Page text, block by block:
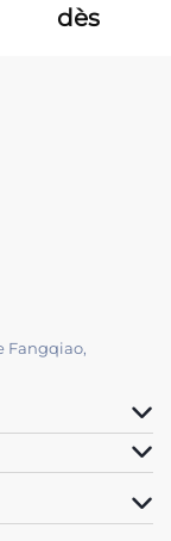
dès
Fangqiao,